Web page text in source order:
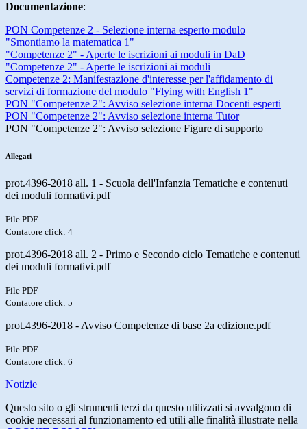
Documentazione:
PON Competenze 2 - Selezione interna esperto modulo
"Smontiamo la matematica 1"
"Competenze 2" - Aperte le iscrizioni ai moduli in DaD
"Competenze 2" - Aperte le iscrizioni ai moduli
Competenze 2: Manifestazione d'interesse per l'affidamento di
servizi di formazione del modulo "Flying with English 1"
PON "Competenze 2": Avviso selezione interna Docenti esperti
PON "Competenze 2": Avviso selezione interna Tutor
PON "Competenze 2": Avviso selezione Figure di supporto
Allegati
prot.4396-2018 all. 1 - Scuola dell'Infanzia Tematiche e contenuti
dei moduli formativi.pdf
File PDF
Contatore click: 4
prot.4396-2018 all. 2 - Primo e Secondo ciclo Tematiche e contenuti
dei moduli formativi.pdf
File PDF
Contatore click: 5
prot.4396-2018 - Avviso Competenze di base 2a edizione.pdf
File PDF
Contatore click: 6
Notizie
Questo sito o gli strumenti terzi da questo utilizzati si avvalgono di
cookie necessari al funzionamento ed utili alle finalità illustrate nella